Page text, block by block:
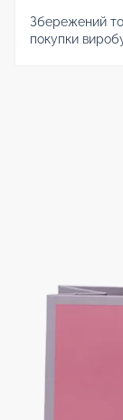
Збережений
покупки